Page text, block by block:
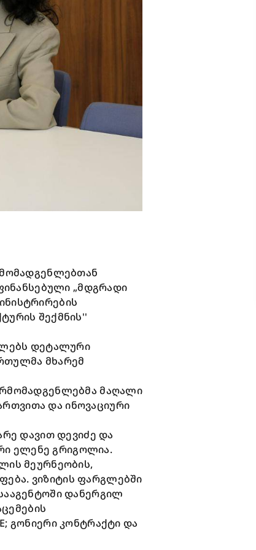
„მდგრადი
შექმნის''
დეტალური
მხარემ
მაღალი
და ინოვაციური
დავით დევიძე და
ელენე გრიგოლია.
მეურნეობის,
ვიზიტის ფარგლებში
დანერგილ
; გონიერი კონტრაქტი და